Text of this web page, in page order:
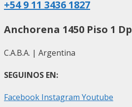
+54 9 11 3436 1827
Anchorena 1450 Piso 1
C.A.B.A. | Argentina
SEGUINOS EN:
Facebook Instagram Youtube